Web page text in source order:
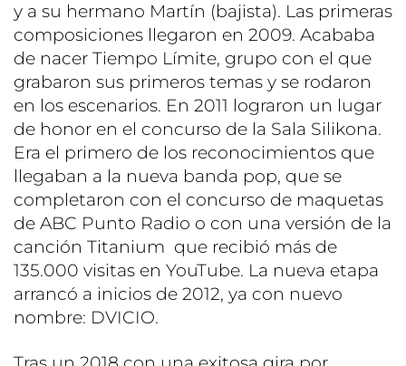
y a su hermano Martín (bajista). Las primeras
composiciones llegaron en 2009. Acababa
de nacer Tiempo Límite, grupo con el que
grabaron sus primeros temas y se rodaron
en los escenarios. En 2011 lograron un lugar
de honor en el concurso de la Sala Silikona.
Era el primero de los reconocimientos que
llegaban a la nueva banda pop, que se
completaron con el concurso de maquetas
de ABC Punto Radio o con una versión de la
canción Titanium que recibió más de
135.000 visitas en YouTube. La nueva etapa
arrancó a inicios de 2012, ya con nuevo
nombre: DVICIO.